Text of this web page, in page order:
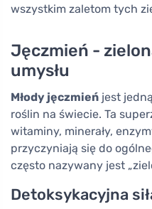
wszystkim zaletom tych
Jęczmień -
umysłu
Młody jęczmień jest
roślin na świecie. Ta
witaminy, minerały,
przyczyniają się do
często nazywany jest
Detoksykacyjna